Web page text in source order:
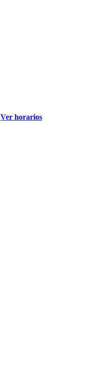
Ver horarios